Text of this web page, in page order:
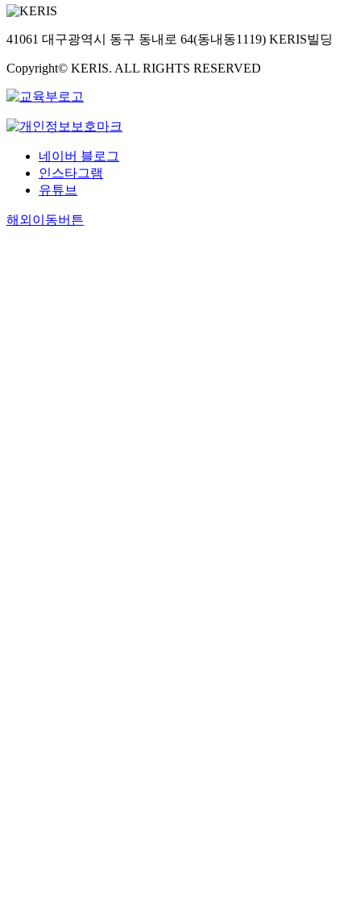
41061 대구광역시 동구 동내로 64(동내동1119) KERIS빌딩
Copyright© KERIS. ALL RIGHTS RESERVED
네이버 블로그
인스타그램
유튜브
해외이동버튼